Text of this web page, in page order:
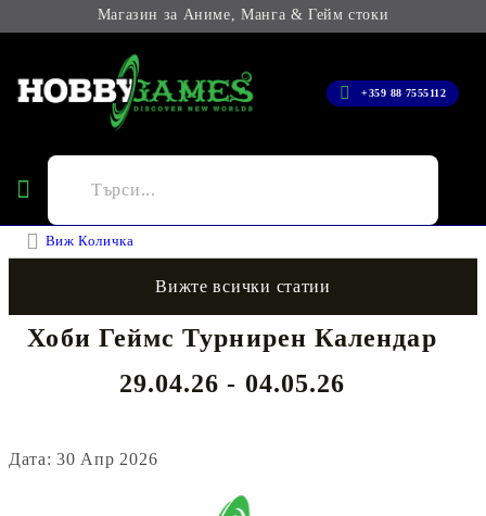
Магазин за Аниме, Манга & Гейм стоки
+359 88 7555112
Виж Количка
Вижте всички статии
Хоби Геймс Турнирен Календар
29.04.26 - 04.05.26
Дата: 30 Апр 2026